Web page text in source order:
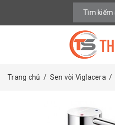
Trang chủ / Sen vòi Viglacera /